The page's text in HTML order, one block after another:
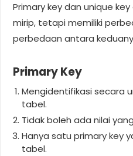
Primary key dan unique
mirip, tetapi memiliki
perbedaan antara
Primary Key
Mengidentifikasi secara
tabel.
Tidak boleh ada nilai
Hanya satu primary key
tabel.